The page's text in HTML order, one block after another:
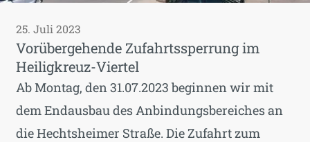
25. Juli 2023
Vorübergehende Zufahrtssperrung im
Heiligkreuz-Viertel
Ab Montag, den 31.07.2023 beginnen wir mit
dem Endausbau des Anbindungsbereiches an
die Hechtsheimer Straße. Die Zufahrt zum